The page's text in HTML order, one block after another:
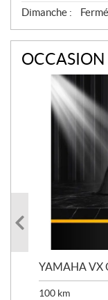
Dimanche :
Fermé
OCCASION
YAMAHA VX
100 km